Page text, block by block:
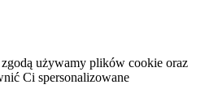
używamy plików cookie oraz
Ci spersonalizowane